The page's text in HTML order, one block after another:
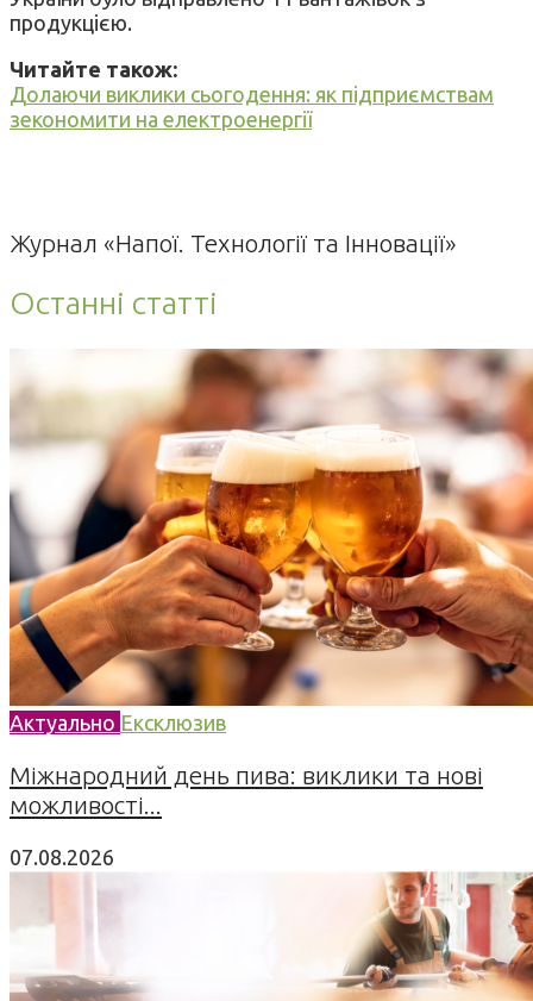
продукцією.
Читайте також:
Долаючи виклики сьогодення: як підприємствам
зекономити на електроенергії
Журнал «Напої. Технології та Інновації»
Останні статті
Актуально Ексклюзив
Міжнародний день пива: виклики та нові
можливості...
07.08.2026